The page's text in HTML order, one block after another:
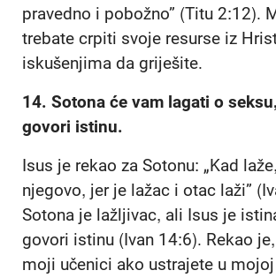
pravedno i pobožno” (Titu 2:12).
trebate crpiti svoje resurse iz
iskušenjima da griješite.
14. Sotona će vam lagati o
govori istinu.
Isus je rekao za Sotonu: „Kad
njegovo, jer je lažac i otac laži”
Sotona je lažljivac, ali Isus je
govori istinu (Ivan 14:6). Rekao
moji učenici ako ustrajete u